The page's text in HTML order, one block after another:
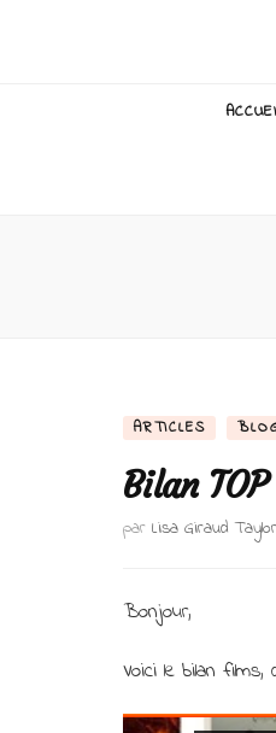
ARTICLES
Bilan
par Lisa Giraud Taylor
Bonjour,
Voici le bilan